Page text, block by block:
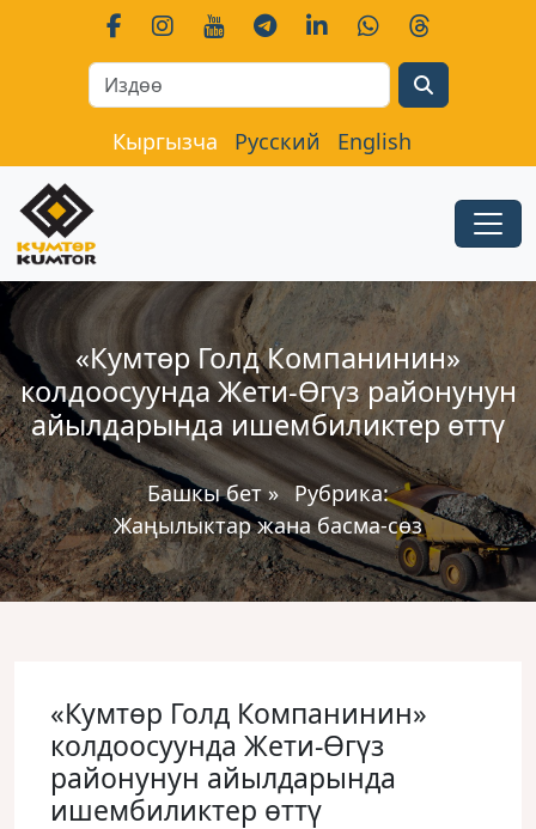
Кыргызча Русский English
«Кумтөр Голд Компанинин»
колдоосуyнда Жети-Өгүз районунун
айылдарында ишембиликтер өттү
Башкы бет» Рубрика:
Жаңылыктар жана басма-сөз
«Кумтөр Голд Компанинин»
колдоосуyнда Жети-Өгүз
районунун айылдарында
ишембиликтер өттү